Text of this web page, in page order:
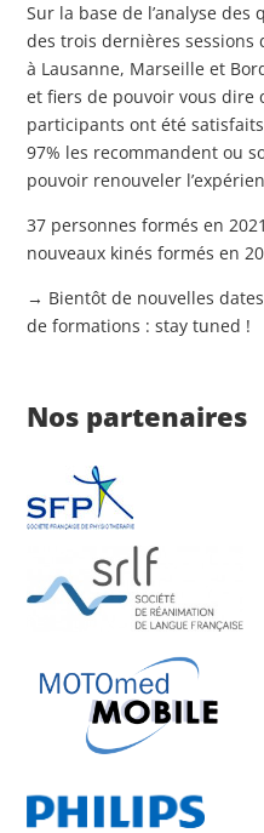
Sur la base de l’analyse
des trois dernières sessions
à Lausanne, Marseille et
et fiers de pouvoir vous dire
participants ont été
97% les recommandent ou
pouvoir renouveler
37 personnes formés en
nouveaux kinés formés en
→ Bientôt de nouvelles
de formations : stay tuned !
Nos partenaires